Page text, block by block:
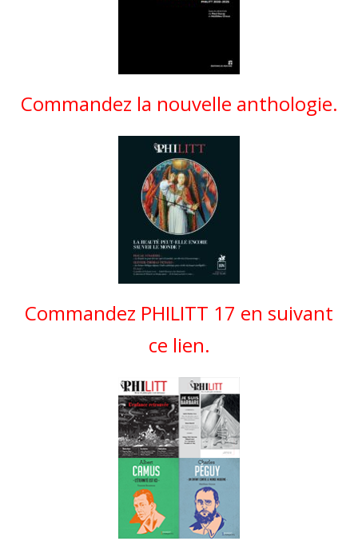
Commandez la nouvelle anthologie.
Commandez PHILITT 17 en suivant
ce lien.